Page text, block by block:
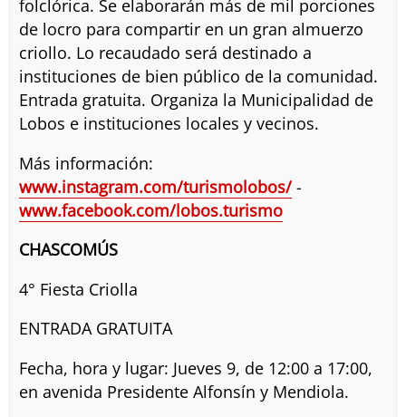
folclórica. Se elaborarán más de mil porciones
de locro para compartir en un gran almuerzo
criollo. Lo recaudado será destinado a
instituciones de bien público de la comunidad.
Entrada gratuita. Organiza la Municipalidad de
Lobos e instituciones locales y vecinos.
Más información:
www.instagram.com/turismolobos/-
www.facebook.com/lobos.turismo
CHASCOMÚS
4° Fiesta Criolla
ENTRADA GRATUITA
Fecha, hora y lugar: Jueves 9, de 12:00 a 17:00,
en avenida Presidente Alfonsín y Mendiola.